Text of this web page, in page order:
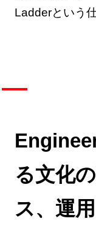
Ladderという
る文化
ス、運用